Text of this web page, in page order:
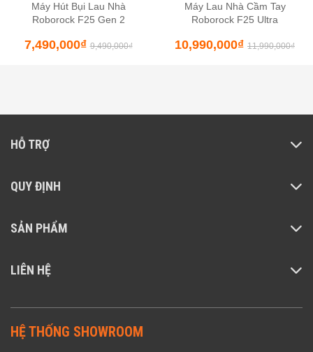
Máy Hút Bụi Lau Nhà
Roborock F25 Gen 2
7,490,000₫ 9,490,000₫
Máy Lau Nhà Cầm Tay
Roborock F25 Ultra
10,990,000₫ 11,990,000₫
HỖ TRỢ
QUY ĐỊNH
SẢN PHẨM
LIÊN HỆ
HỆ THỐNG SHOWROOM